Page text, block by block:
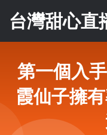
台灣甜心直
第一個入
霞仙子擁